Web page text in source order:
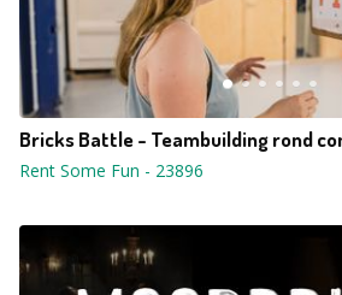
Bricks Battle - Teambuilding rond
Rent Some Fun - 23896